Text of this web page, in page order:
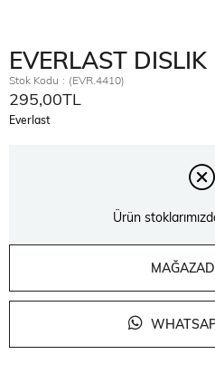
EVERLAST DISLIK
Stok Kodu (EVR.4410)
295,00TL
Everlast
Ürün